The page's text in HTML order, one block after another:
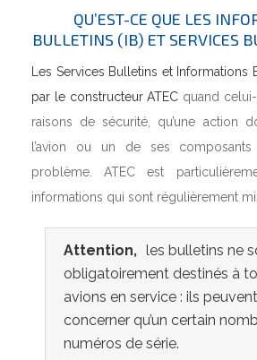
QU’EST-CE QUE LES
BULLETINS (IB) ET SERVICES
Les Services Bulletins et Informations
par le constructeur ATEC quand
raisons de sécurité, qu’une action
l’avion ou un de ses
problème. ATEC est
informations qui sont régulièrement
Attention, les bulletins ne
obligatoirement destinés à
avions en service : ils
concerner qu’un certain
numéros de série.